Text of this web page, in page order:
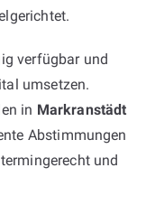
verfügbar und
umsetzen.
in Markranstädt
Abstimmungen
und